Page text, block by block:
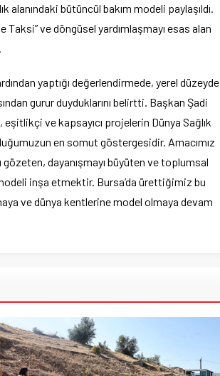
bütüncül bakım modeli paylaşıldı.
ve döngüsel yardımlaşmayı esas alan
yaptığı değerlendirmede, yerel düzeyde
gurur duyduklarını belirtti. Başkan Şadi
ve kapsayıcı projelerin Dünya Sağlık
en somut göstergesidir. Amacımız
dayanışmayı büyüten ve toplumsal
inşa etmektir. Bursa’da ürettiğimiz bu
ve dünya kentlerine model olmaya devam